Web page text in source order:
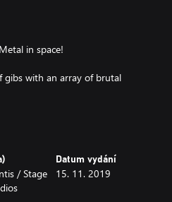
in space!
gibs with an array of brutal
environments as you venture
and bosses, from the weird to
just grotesquely weird)
/ Stage
Datum vydání
15. 11. 2019